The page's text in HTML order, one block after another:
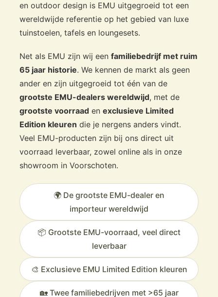
Populair formaat voor terrassen
Professionele uitstraling in opstelling
Geschikt voor intensief dagelijks gebruik
Te bekijken in onze showroom
in Voorschoten
De Emu Round eettafel 80×80 cm is te bekijken in
onze showroom inVoorschoten. Hier kun je
en het verschil in formaten zelf ervaren.
wereldwijd
Grote voorraad en vaak snelle levering
Specialist in horeca- en projectinrichting
De perfecte balans tussen ruimte
en elegantie.
en outdoor design is EMU uitgegroeid tot een
wereldwijde referentie op het gebied van luxe
tuinstoelen, tafels en loungesets.
Net als EMU zijn wij een familiebedrijf met ruim
65 jaar historie. We kennen de markt als geen
ander en zijn uitgegroeid tot één van de
grootste EMU-dealers wereldwijd, met de
grootste voorraad en exclusieve Limited
Edition kleuren die je nergens anders vindt.
Veel EMU-producten zijn bij ons direct uit
voorraad leverbaar, zowel online als in onze
showroom in Voorschoten.
🌍 De grootste EMU-dealer en
importeur wereldwijd
📦 Grootste EMU-voorraad, veel direct
leverbaar
🎨 Exclusieve EMU Limited Edition kleuren
🏡 Twee familiebedrijven met >65 jaar